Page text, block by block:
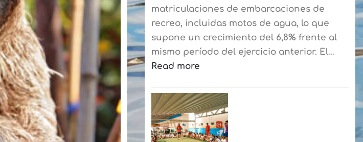
matriculaciones de embarcaciones de
recreo, incluidas motos de agua, lo que
supone un crecimiento del 6,8% frente al
mismo período del ejercicio anterior. El…
Read more
El
mercado
náutico
cierra